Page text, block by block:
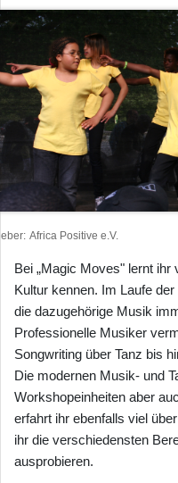
Africa Positive e.V.
Bei „Magic Moves" lernt
Kultur kennen. Im Laufe
die dazugehörige Musik
Professionelle Musiker
Songwriting über Tanz bis
Die modernen Musik- und
Workshopeinheiten aber
erfahrt ihr ebenfalls viel
ihr die verschiedensten
ausprobieren.